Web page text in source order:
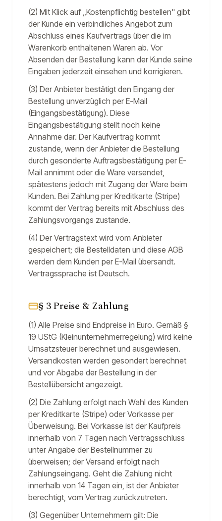
(2) Mit Klick auf „Kostenpflichtig bestellen" gibt
der Kunde ein verbindliches Angebot zum
Abschluss eines Kaufvertrags über die im
Warenkorb enthaltenen Waren ab. Vor
Absenden der Bestellung kann der Kunde seine
Eingaben jederzeit einsehen und korrigieren.
(3) Der Anbieter bestätigt den Eingang der
Bestellung unverzüglich per E-Mail
(Eingangsbestätigung). Diese
Eingangsbestätigung stellt noch keine
Annahme dar. Der Kaufvertrag kommt
zustande, wenn der Anbieter die Bestellung
durch gesonderte Auftragsbestätigung per E-
Mail annimmt oder die Ware versendet,
spätestens jedoch mit Zugang der Ware beim
Kunden. Bei Zahlung per Kreditkarte (Stripe)
kommt der Vertrag bereits mit Abschluss des
Zahlungsvorgangs zustande.
(4) Der Vertragstext wird vom Anbieter
gespeichert; die Bestelldaten und diese AGB
werden dem Kunden per E-Mail übersandt.
Vertragssprache ist Deutsch.
§ 3 Preise & Zahlung
(1) Alle Preise sind Endpreise in Euro. Gemäß §
19 UStG (Kleinunternehmerregelung) wird keine
Umsatzsteuer berechnet und ausgewiesen.
Versandkosten werden gesondert berechnet
und vor Abgabe der Bestellung in der
Bestellübersicht angezeigt.
(2) Die Zahlung erfolgt nach Wahl des Kunden
per Kreditkarte (Stripe) oder Vorkasse per
Überweisung. Bei Vorkasse ist der Kaufpreis
innerhalb von 7 Tagen nach Vertragsschluss
unter Angabe der Bestellnummer zu
überweisen; der Versand erfolgt nach
Zahlungseingang. Geht die Zahlung nicht
innerhalb von 14 Tagen ein, ist der Anbieter
berechtigt, vom Vertrag zurückzutreten.
(3) Gegenüber Unternehmern gilt: Die